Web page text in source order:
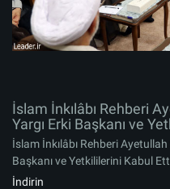
İslam İnkılâbı Rehberi
Yargı Erki Başkanı ve
İslam İnkılâbı Rehberi
Başkanı ve Yetkililerini Kabul
İndirin